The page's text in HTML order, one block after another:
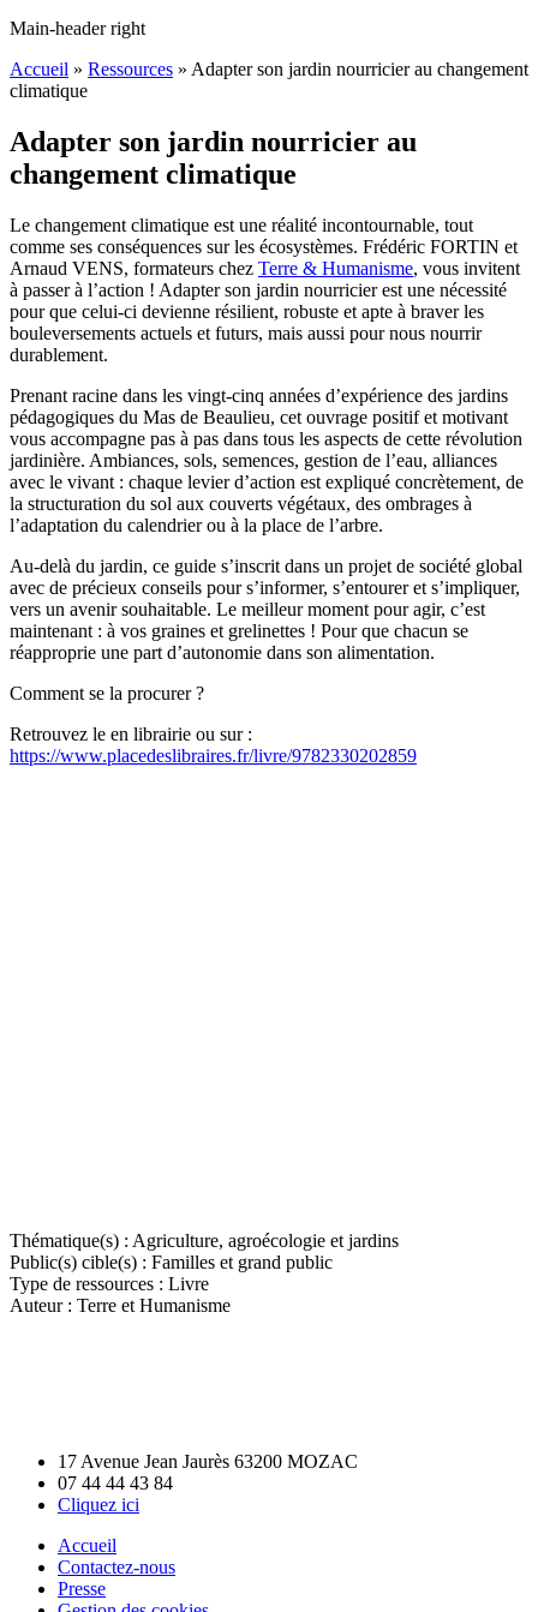
Main-header right
Accueil » Ressources » Adapter son jardin nourricier au changement
climatique
Adapter son jardin nourricier au
changement climatique
Le changement climatique est une réalité incontournable, tout
comme ses conséquences sur les écosystèmes. Frédéric FORTIN et
Arnaud VENS, formateurs chez Terre & Humanisme, vous invitent
à passer à l’action ! Adapter son jardin nourricier est une nécessité
pour que celui-ci devienne résilient, robuste et apte à braver les
bouleversements actuels et futurs, mais aussi pour nous nourrir
durablement.
Prenant racine dans les vingt-cinq années d’expérience des jardins
pédagogiques du Mas de Beaulieu, cet ouvrage positif et motivant
vous accompagne pas à pas dans tous les aspects de cette révolution
jardinière. Ambiances, sols, semences, gestion de l’eau, alliances
avec le vivant : chaque levier d’action est expliqué concrètement, de
la structuration du sol aux couverts végétaux, des ombrages à
l’adaptation du calendrier ou à la place de l’arbre.
Au-delà du jardin, ce guide s’inscrit dans un projet de société global
avec de précieux conseils pour s’informer, s’entourer et s’impliquer,
vers un avenir souhaitable. Le meilleur moment pour agir, c’est
maintenant : à vos graines et grelinettes ! Pour que chacun se
réapproprie une part d’autonomie dans son alimentation.
Comment se la procurer ?
Retrouvez le en librairie ou sur :
https://www.placedeslibraires.fr/livre/9782330202859
Thématique(s) : Agriculture, agroécologie et jardins
Public(s) cible(s) : Familles et grand public
Type de ressources : Livre
Auteur : Terre et Humanisme
17 Avenue Jean Jaurès 63200 MOZAC
07 44 44 43 84
Cliquez ici
Accueil
Contactez-nous
Presse